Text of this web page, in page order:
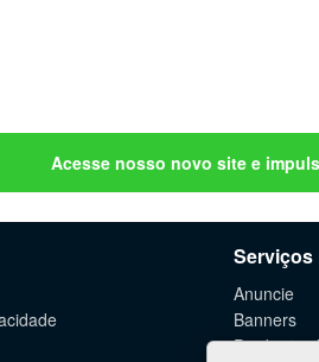
Acesse nosso novo site e
Serviços
Anuncie
Banners
Produção